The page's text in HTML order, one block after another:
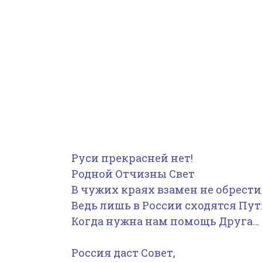
Руси прекрасней нет!
Родной Отчизны Свет
В чужих краях взамен не
Ведь лишь в России сходятся
Когда нужна нам помощь Друга…
Россия даст Совет,